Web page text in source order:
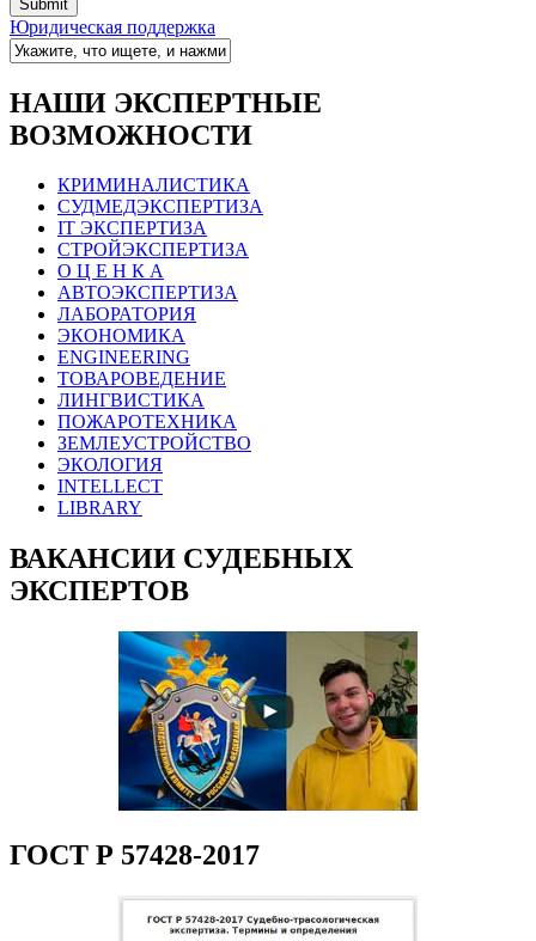
Юридическая поддержка
НАШИ ЭКСПЕРТНЫЕ
ВОЗМОЖНОСТИ
КРИМИНАЛИСТИКА
СУДМЕДЭКСПЕРТИЗА
IT ЭКСПЕРТИЗА
СТРОЙЭКСПЕРТИЗА
О Ц Е Н К А
АВТОЭКСПЕРТИЗА
ЛАБОРАТОРИЯ
ЭКОНОМИКА
ENGINEERING
ТОВАРОВЕДЕНИЕ
ЛИНГВИСТИКА
ПОЖАРОТЕХНИКА
ЗЕМЛЕУСТРОЙСТВО
ЭКОЛОГИЯ
INTELLECT
LIBRARY
ВАКАНСИИ СУДЕБНЫХ
ЭКСПЕРТОВ
ГОСТ Р 57428-2017